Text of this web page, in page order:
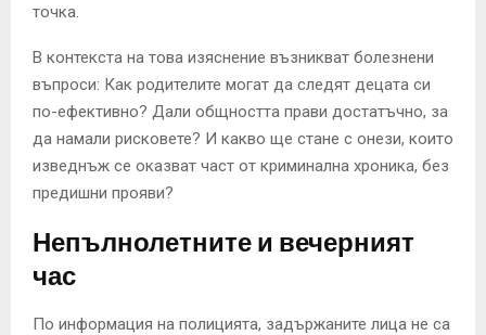
точка.
В контекста на това изяснение възникват болезнени
въпроси: Как родителите могат да следят децата си
по-ефективно? Дали общността прави достатъчно, за
да намали рисковете? И какво ще стане с онези, които
изведнъж се оказват част от криминална хроника, без
предишни прояви?
Непълнолетните и вечерният
час
По информация на полицията, задържаните лица не са